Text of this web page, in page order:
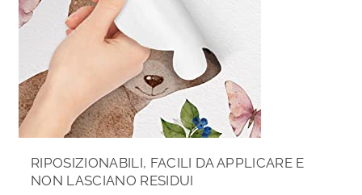
RIPOSIZIONABILI, FACILI DA APPLICARE E
NON LASCIANO RESIDUI